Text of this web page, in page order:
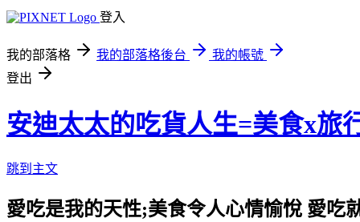
登入
我的部落格 我的部落格後台
我的帳號
登出
安迪太太的吃貨人生=美食x旅
跳到主文
愛吃是我的天性;美食令人心情愉悅 愛吃